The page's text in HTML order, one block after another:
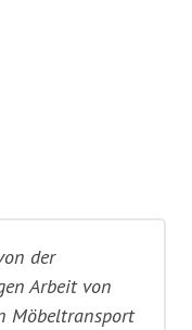
der
Arbeit von
Möbeltransport